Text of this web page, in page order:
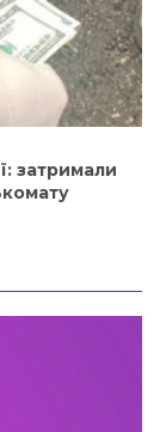
затримали